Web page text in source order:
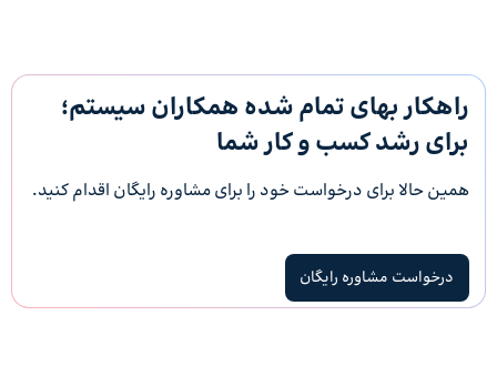
راهکار بهای تمام شده همکاران سیستم؛
برای رشد کسب و کار شما
همین حالا برای درخواست خود را برای مشاوره رایگان اقدام کنید.
درخواست مشاوره رایگان